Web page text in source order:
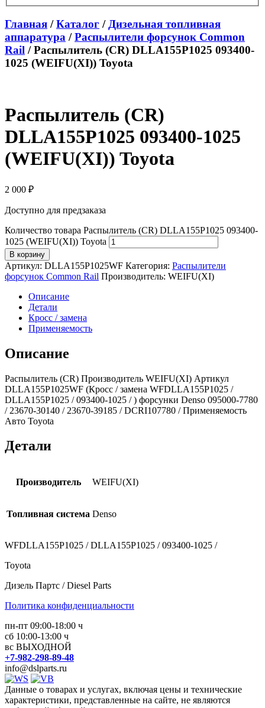
Главная /Каталог / Дизельная топливная
аппаратура /Распылители форсунок Common
Rail / Распылитель (CR) DLLA155P1025 093400-
1025 (WEIFU(XI)) Toyota
Распылитель (CR)
DLLA155P1025 093400-1025
(WEIFU(XI)) Toyota
2 000 ₽
Доступно для предзаказа
Количество товара Распылитель (CR) DLLA155P1025 093400-
1025 (WEIFU(XI)) Toyota
В корзину
Артикул: DLLA155P1025WF Категория: Распылители
форсунок Common Rail Производитель: WEIFU(XI)
Описание
Детали
Кросс / замена
Применяемость
Описание
Распылитель (CR) Производитель WEIFU(XI) Артикул
DLLA155P1025WF (Кросс / замена WFDLLA155P1025 /
DLLA155P1025 / 093400-1025 / ) форсунки Denso 095000-7780
/ 23670-30140 / 23670-39185 / DCRI107780 / Применяемость
Авто Toyota
Детали
Производитель WEIFU(XI)
Топливная система Denso
WFDLLA155P1025 / DLLA155P1025 / 093400-1025 /
Toyota
Дизель Партс / Diesel Parts
Политика конфиденциальности
пн-пт 09:00-18:00 ч
сб 10:00-13:00 ч
вс ВЫХОДНОЙ
+7-982-298-89-48
info@dslparts.ru
Данные о товарах и услугах, включая цены и технические
характеристики, представленные на сайте, не являются